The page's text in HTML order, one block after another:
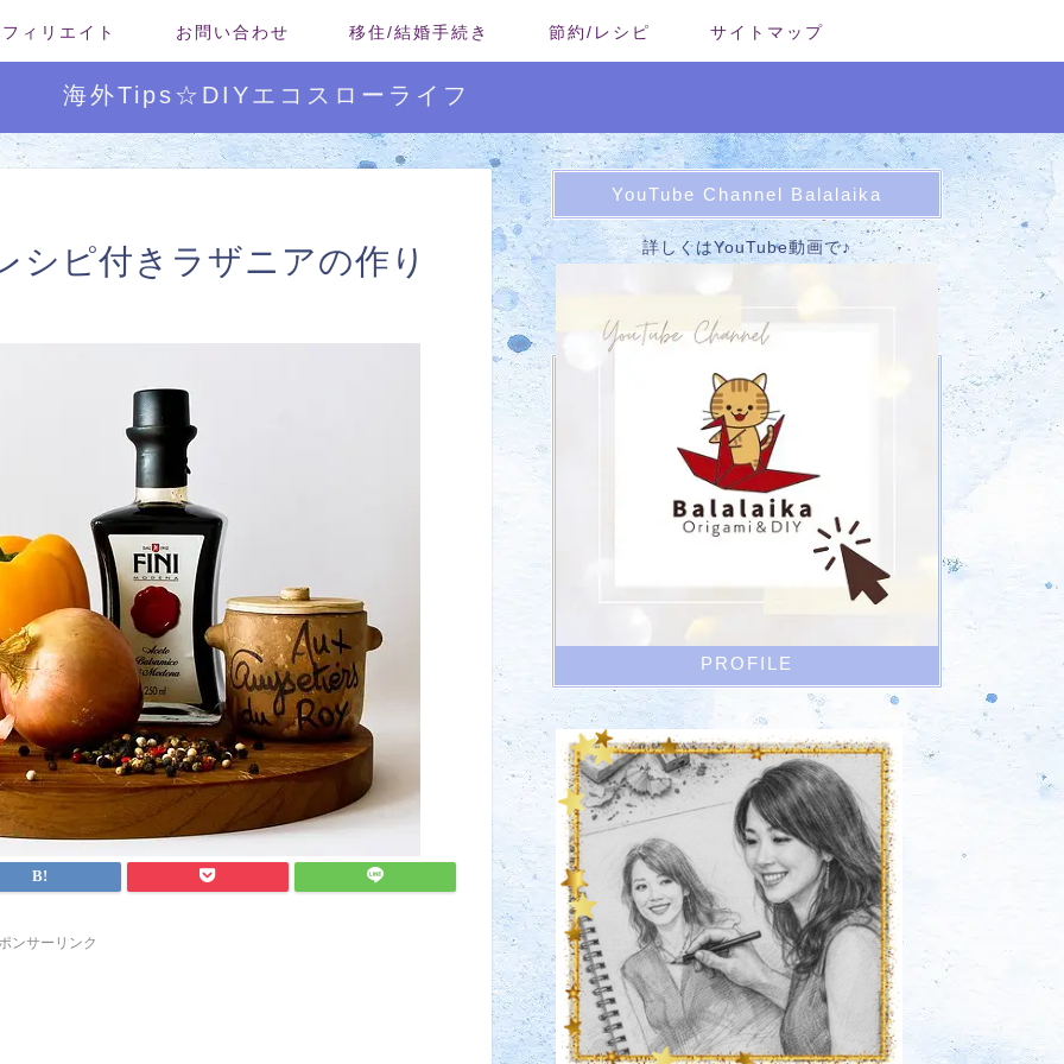
ィリエイト お問い合わせ 移住/結婚手続き 節約/レシピ サイトマップ
海外Tips☆DIYエコスローライフ
ピ付きラザニアの作り
ンサーリンク
YouTube Channel Balalaika
詳しくはYouTube動画で♪
PROFILE